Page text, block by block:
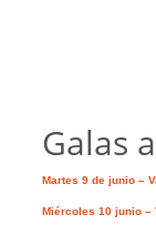
Galas
Martes 9 de junio –
Miércoles 10 junio –